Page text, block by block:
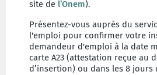
site de l’Onem).
Présentez-vous auprès du
l'emploi pour confirmer votre
demandeur d'emploi à la date
carte A23 (attestation reçue au
d’insertion) ou dans les 8 jours